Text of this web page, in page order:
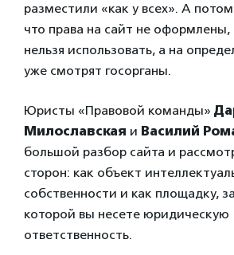
разместили «как у всех». А
что права на сайт не оформлены,
нельзя использовать, а на
уже смотрят госорганы.
Юристы «Правовой команды»
Милославская и Василий
большой разбор сайта и
сторон: как объект
собственности и как площадку,
которой вы несете юридическую
ответственность.